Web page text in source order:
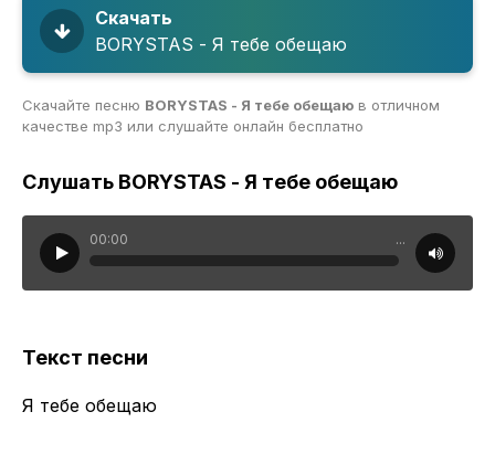
Скачать
BORYSTAS - Я тебе обещаю
Скачайте песню BORYSTAS - Я тебе обещаю в отличном
качестве mp3 или слушайте онлайн бесплатно
Слушать BORYSTAS - Я тебе обещаю
00:00 ...
Текст песни
Я тебе обещаю